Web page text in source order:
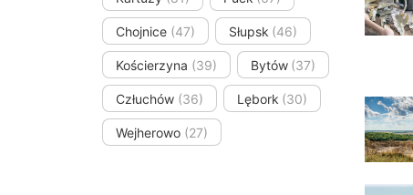
Chojnice (47) Słupsk (46)
Kościerzyna (39) Bytów (37)
Człuchów (36) Lębork (30)
Wejherowo (27)